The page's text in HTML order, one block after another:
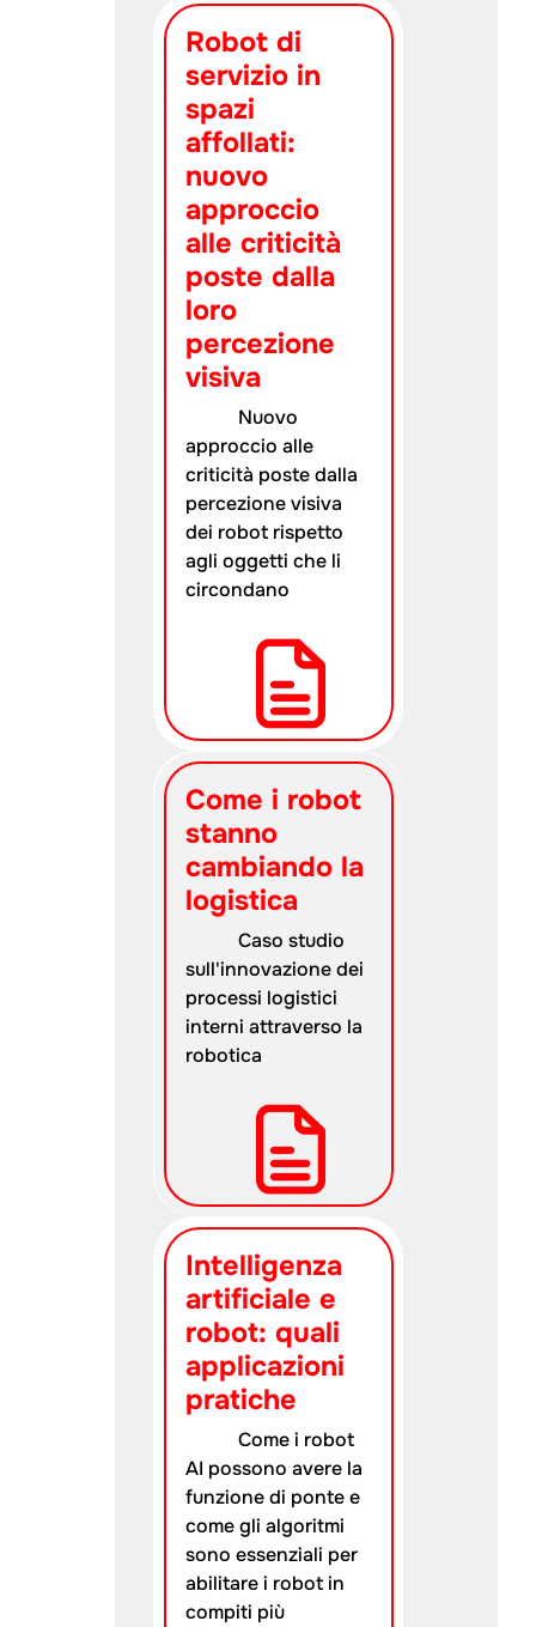
Robot di
servizio in
spazi
affollati:
nuovo
approccio
alle criticità
poste dalla
loro
percezione
visiva
Nuovo
approccio alle
criticità poste dalla
percezione visiva
dei robot rispetto
agli oggetti che li
circondano
Come i robot
stanno
cambiando la
logistica
Caso studio
sull'innovazione dei
processi logistici
interni attraverso la
robotica
Intelligenza
artificiale e
robot: quali
applicazioni
pratiche
Come i robot
AI possono avere la
funzione di ponte e
come gli algoritmi
sono essenziali per
abilitare i robot in
compiti più